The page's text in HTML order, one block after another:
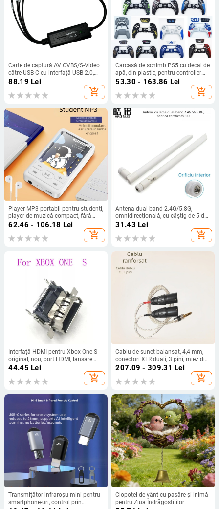
Carte de captură AV CVBS/S-Video
către USB-C cu interfață USB 2.0,
rezoluții 640x480@25Hz și
88.19 Lei
add_shopping_cart
Carcasă de schimb PS5 cu decal de
apă, din plastic, pentru controller
PS5
53.30 - 163.86 Lei
add_shopping_cart
Player MP3 portabil pentru studenți,
player de muzică compact, fără
înregistrare video
62.46 - 106.18 Lei
add_shopping_cart
Antena dual-band 2.4G/5.8G,
omnidirecțională, cu câștig de 5 dBi,
pliabilă, pentru WiFi și Bluetooth
31.43 Lei
add_shopping_cart
Interfață HDMI pentru Xbox One S -
original, nou, port HDMI, lansare
2017
44.45 Lei
add_shopping_cart
Cablu de sunet balansat, 4,4 mm,
conectori XLR duali, 3 pini, miez din
cupru placat cu argint
207.09 - 309.31 Lei
add_shopping_cart
Transmițător infraroșu mini pentru
smartphone-uri, control prin
Clopoțel de vânt cu pasăre și inimă
pentru Ziua Îndrăgostiților